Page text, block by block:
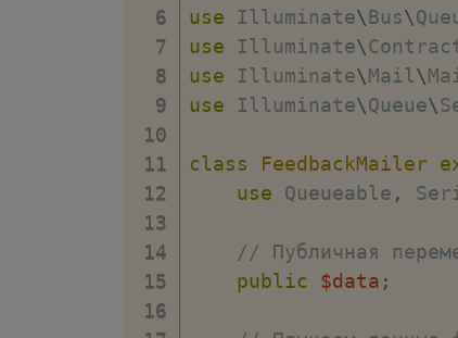
use
Illuminate\Bus\
use
Illuminate\
use
Illuminate\Mail\
use
Illuminate\Queue\
class FeedbackMailer
use
Queueable ,
// Публичная
public
$data ;